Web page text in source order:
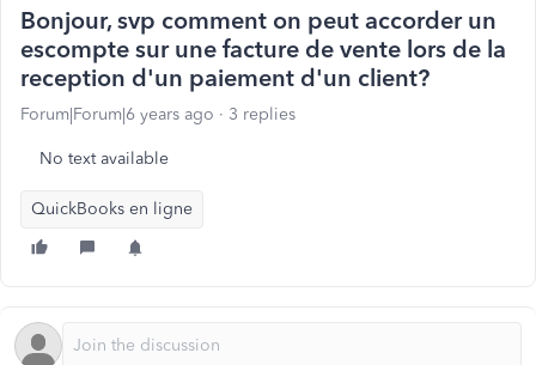
Bonjour, svp comment on peut accorder un
escompte sur une facture de vente lors de la
reception d'un paiement d'un client?
Forum|Forum|6 years ago 3 replies
No text available
QuickBooks en ligne